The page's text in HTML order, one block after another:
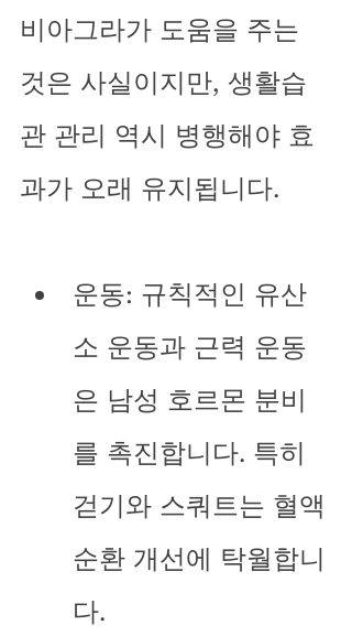
비아그라가 도움을 주는
것은 사실이지만, 생활습
관 관리 역시 병행해야 효
과가 오래 유지됩니다.
운동: 규칙적인 유산
소 운동과 근력 운동
은 남성 호르몬 분비
를 촉진합니다. 특히
걷기와 스쿼트는 혈액
순환 개선에 탁월합니
다.